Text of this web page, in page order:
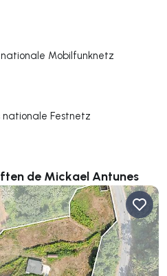
Mobilfunknetz
nationale Festnetz
de Mickael Antunes